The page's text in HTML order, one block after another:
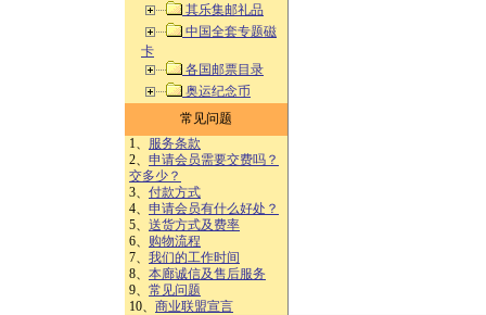
其乐集邮礼品
中国全套专题磁
卡
各国邮票目录
奥运纪念币
常见问题
1、 服务条款
2、 申请会员需要交费吗？
交多少？
3、 付款方式
4、 申请会员有什么好处？
5、 送货方式及费率
6、 购物流程
7、 我们的工作时间
8、 本廊诚信及售后服务
9、 常见问题
10、 商业联盟宣言